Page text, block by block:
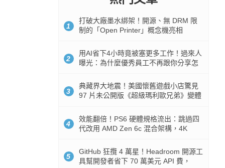
1
打破大廠墨水綁架！開源、無 DRM 限
制的「Open Printer」概念機亮相
2
用AI省下4小時竟被塞更多工作！過來人
曝光：為什麼優秀員工不再跟你分享怎
3
典藏界大地震！美國懷舊遊戲小店驚見
97 片未公開版《超級瑪利歐兄弟》變體
4
效能翻倍！PS6 硬體規格流出：跳過四
代改用 AMD Zen 6c 混合架構，4K
5
GitHub 狂攬 4 萬星！Headroom 開源工
具幫開發者省下 70 萬美元 API 費，